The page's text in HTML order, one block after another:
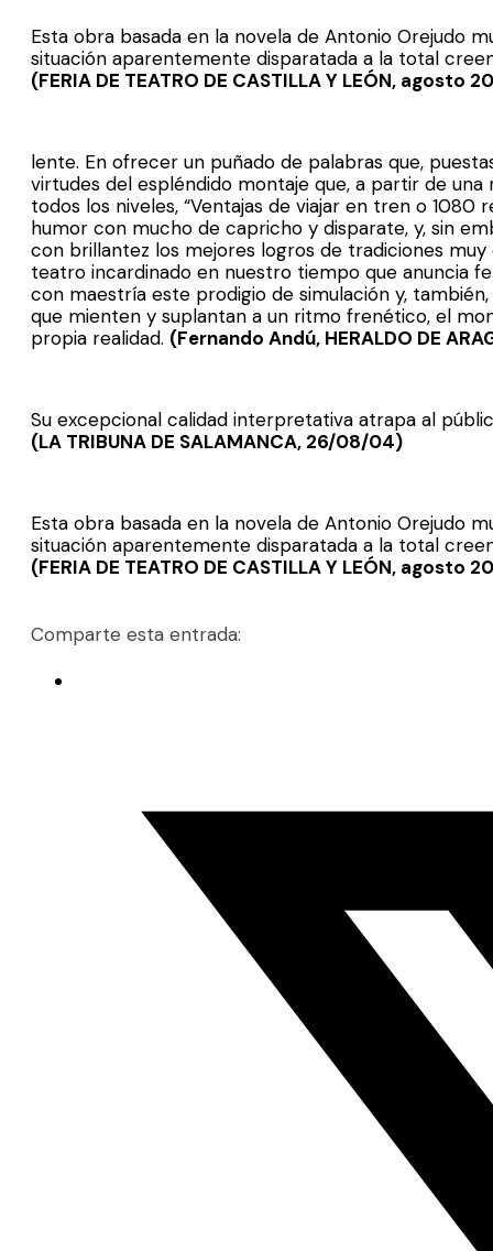
Esta obra basada en la novela de Antonio Orejudo
situación aparentemente disparatada a la total
(FERIA DE TEATRO DE CASTILLA Y LEÓN, agosto
lente. En ofrecer un puñado de palabras que,
virtudes del espléndido montaje que, a partir de
todos los niveles, “Ventajas de viajar en tren o
humor con mucho de capricho y disparate, y, sin
con brillantez los mejores logros de tradiciones
teatro incardinado en nuestro tiempo que anuncia
con maestría este prodigio de simulación y,
que mienten y suplantan a un ritmo frenético, el
propia realidad. (Fernando Andú, HERALDO DE
Su excepcional calidad interpretativa atrapa al
(LA TRIBUNA DE SALAMANCA, 26/08/04)
Esta obra basada en la novela de Antonio Orejudo
situación aparentemente disparatada a la total
(FERIA DE TEATRO DE CASTILLA Y LEÓN, agosto
Comparte esta entrada: